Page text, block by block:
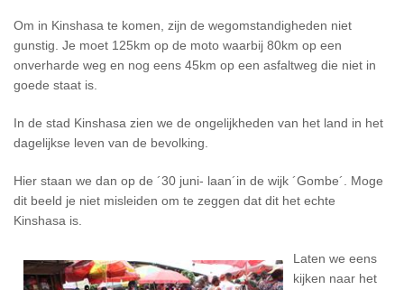
Om in Kinshasa te komen, zijn de wegomstandigheden niet
gunstig. Je moet 125km op de moto waarbij 80km op een
onverharde weg en nog eens 45km op een asfaltweg die niet in
goede staat is.
In de stad Kinshasa zien we de ongelijkheden van het land in het
dagelijkse leven van de bevolking.
Hier staan ​​we dan op de ´30 juni- laan´in de wijk ´Gombe´. Moge
dit beeld je niet misleiden om te zeggen dat dit het echte
Kinshasa is.
Laten we eens
kijken naar het